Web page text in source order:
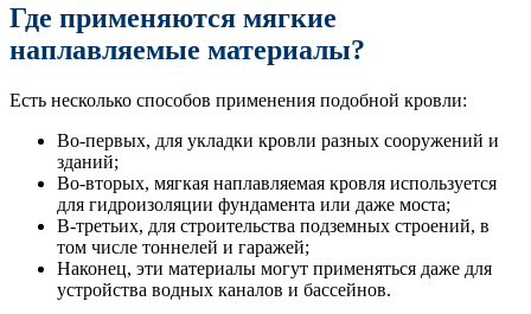
Где применяются мягкие
наплавляемые материалы?
Есть несколько способов применения подобной кровли:
Во-первых, для укладки кровли разных сооружений и
зданий;
Во-вторых, мягкая наплавляемая кровля используется
для гидроизоляции фундамента или даже моста;
В-третьих, для строительства подземных строений, в
том числе тоннелей и гаражей;
Наконец, эти материалы могут применяться даже для
устройства водных каналов и бассейнов.